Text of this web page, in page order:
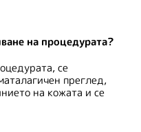
на процедурата?
се
преглед,
на кожата и се